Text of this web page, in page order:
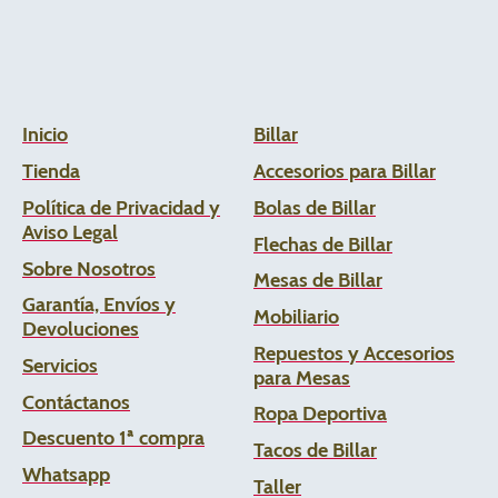
Inicio
Tienda
Política de Privacidad y
Aviso Legal
Sobre Nosotros
Garantía, Envíos y
Devoluciones
Servicios
Contáctanos
Descuento 1ª compra
Whatsapp
Billar
Accesorios para Billar
Bolas de Billar
Flechas de Billar
Mesas de Billar
Mobiliario
Repuestos y Accesorios
para Mesas
Ropa Deportiva
Tacos de Billar
Taller